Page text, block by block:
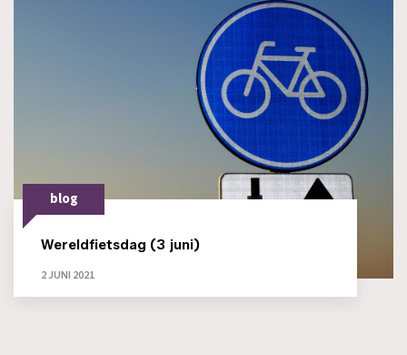
blog
Wereldfietsdag (3 juni)
2 JUNI 2021